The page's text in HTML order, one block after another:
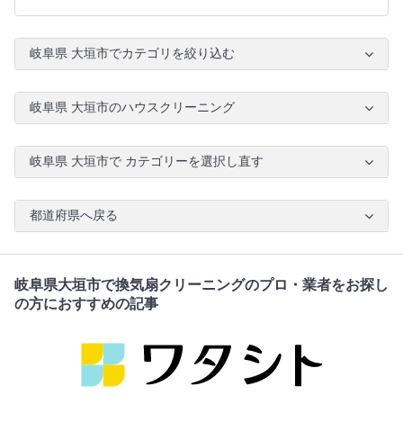
岐阜県 大垣市でカテゴリを絞り込む
岐阜県 大垣市のハウスクリーニング
岐阜県 大垣市で カテゴリーを選択し直す
都道府県へ戻る
岐阜県大垣市で換気扇クリーニングのプロ・業者をお探し
の方におすすめの記事